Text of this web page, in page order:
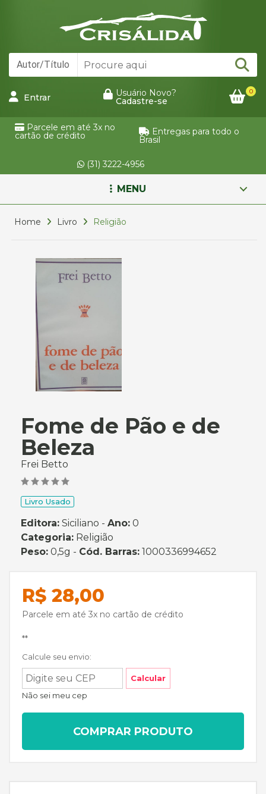
Entrar Usuário Novo?
Cadastre-se
0
Parcele em até 3x no
cartão de crédito Entregas para todo o
Brasil
(31) 3222-4956
MENU
Home Livro Religião
Fome de Pão e de
Beleza
Frei Betto
Livro Usado
Editora: Siciliano - Ano: 0
Categoria: Religião
Peso: 0,5g - Cód. Barras: 1000336994652
R$ 28,00
Parcele em até 3x no cartão de crédito
**
Calcule seu envio:
Calcular
Não sei meu cep
COMPRAR PRODUTO